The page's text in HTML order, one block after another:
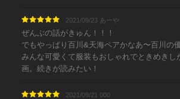
2021/09/23 あーや
ぜんぶの話がきゅん！！！
でもやっぱり百川&天海ペアかなあ〜百川の
みんな可愛くて服装もおしゃれでときめきし
画。続きが読みたい！
2021/09/21 000